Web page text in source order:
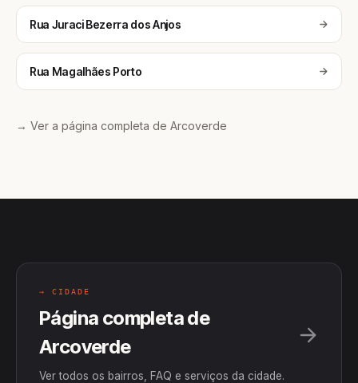
Rua Juraci Bezerra dos Anjos
Rua Magalhães Porto
→ Ver a página completa de Arcoverde
→ CIDADE
Página completa de
Arcoverde
Ver todos os bairros, FAQ e serviços da cidade.